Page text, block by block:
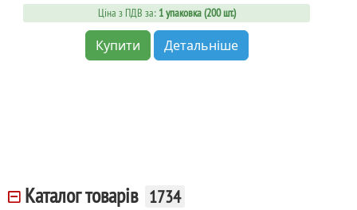
Ціна з ПДВ за: 1 упаковка (200 шт.)
Купити Детальніше
Каталог товарів 1734